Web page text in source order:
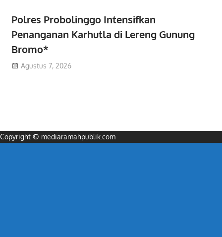
Polres Probolinggo Intensifkan
Penanganan Karhutla di Lereng Gunung
Bromo*
Agustus 7, 2026
Copyright © mediaramahpublik.com